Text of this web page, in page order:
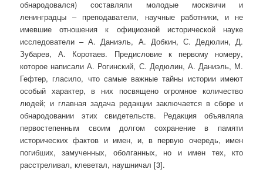
обнародовался) составляли молодые москвичи и
ленинградцы – преподаватели, научные работники, и не
имевшие отношения к официозной исторической науке
исследователи – А. Даниэль, А. Добкин, С. Дедюлин, Д.
Зубарев, А. Коротаев. Предисловие к первому номеру,
которое написали А. Рогинский, С. Дедюлин, А. Даниэль, М.
Гефтер, гласило, что самые важные тайны истории имеют
особый характер, в них посвящено огромное количество
людей; и главная задача редакции заключается в сборе и
обнародовании этих свидетельств. Редакция объявляла
первостепенным своим долгом сохранение в памяти
исторических фактов и имен, и, в первую очередь, имен
погибших, замученных, оболганных, но и имен тех, кто
расстреливал, клеветал, наушничал [3].